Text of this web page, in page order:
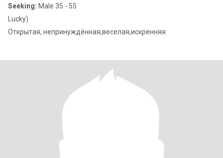
Seeking: Male 35 - 55
Lucky)
Открытая, непринуждённая,веселая,искренняя